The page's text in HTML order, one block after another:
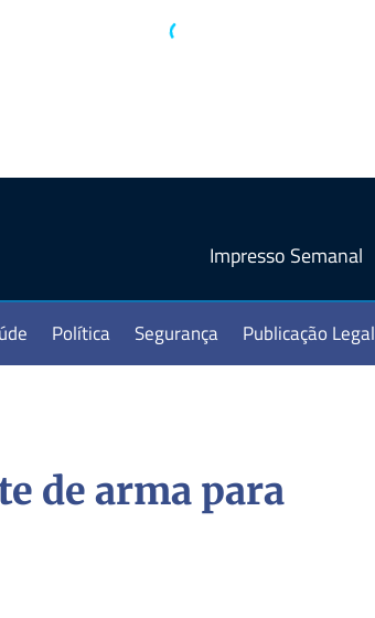
Impresso Semanal
Política Segurança Publicação Legal
de arma para